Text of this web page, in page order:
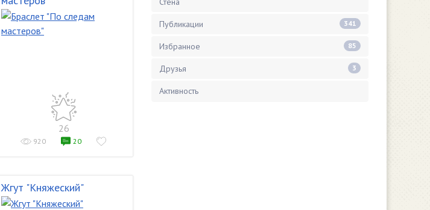
26
920 20
Жгут "Княжеский"
Публикации 341
Избранное 85
Друзья 3
Активность